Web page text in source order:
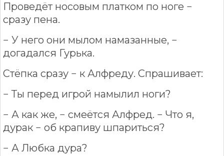
Проведёт носовым платком по ноге −
сразу пена.
− У него они мылом намазанные, −
догадался Гурька.
Стёпка сразу − к Алфреду. Спрашивает:
− Ты перед игрой намылил ноги?
− А как же, − смеётся Алфред. − Что я,
дурак − об крапиву шпариться?
− А Любка дура?